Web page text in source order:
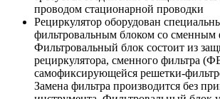
проводом стационарной проводки
Рециркулятор оборудован
фильтровальным блоком со сменным
Фильтровальный блок состоит из
рециркулятора, сменного фильтра
самофиксирующейся решетки-
Замена фильтра производится без